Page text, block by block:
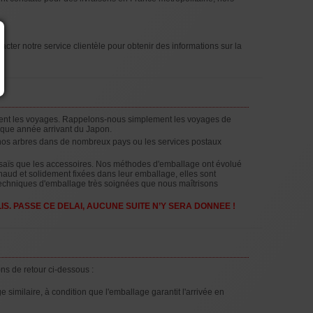
notre service clientèle pour obtenir des informations sur la
les voyages. Rappelons-nous simplement les voyages de
année arrivant du Japon.
arbres dans de nombreux pays ou les services postaux
que les accessoires. Nos méthodes d'emballage ont évolué
et solidement fixées dans leur emballage, elles sont
d'emballage très soignées que nous maîtrisons
PASSE CE DELAI, AUCUNE SUITE N’Y SERA DONNEE !
de retour ci-dessous :
similaire, à condition que l'emballage garantit l'arrivée en